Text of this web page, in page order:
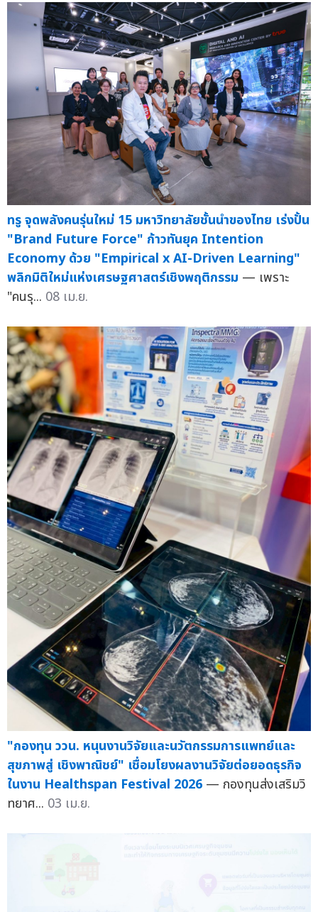
ทรู จุดพลังคนรุ่นใหม่ 15 มหาวิทยาลัยชั้นนำของไทย เร่งปั้น
"Brand Future Force" ก้าวทันยุค Intention
Economy ด้วย "Empirical x AI-Driven Learning"
พลิกมิติใหม่แห่งเศรษฐศาสตร์เชิงพฤติกรรม — เพราะ
"คนรุ... 08 เม.ย.
"กองทุน ววน. หนุนงานวิจัยและนวัตกรรมการแพทย์และ
สุขภาพสู่ เชิงพาณิชย์" เชื่อมโยงผลงานวิจัยต่อยอดธุรกิจ
ในงาน Healthspan Festival 2026 — กองทุนส่งเสริมวิ
ทยาศ... 03 เม.ย.